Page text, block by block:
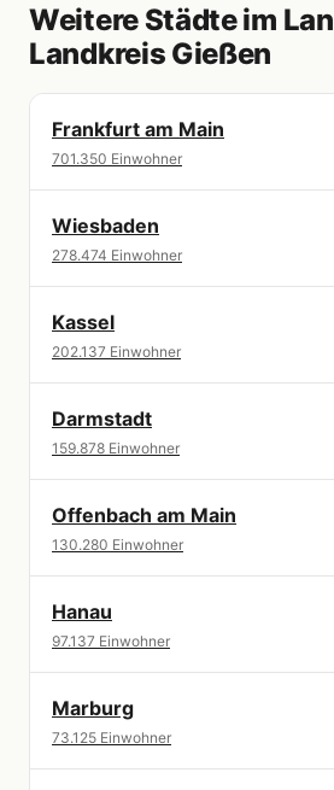
Weitere Städte im
Landkreis Gießen
Frankfurt am Main
701.350 Einwohner
Wiesbaden
278.474 Einwohner
Kassel
202.137 Einwohner
Darmstadt
159.878 Einwohner
Offenbach am Main
130.280 Einwohner
Hanau
97.137 Einwohner
Marburg
73.125 Einwohner